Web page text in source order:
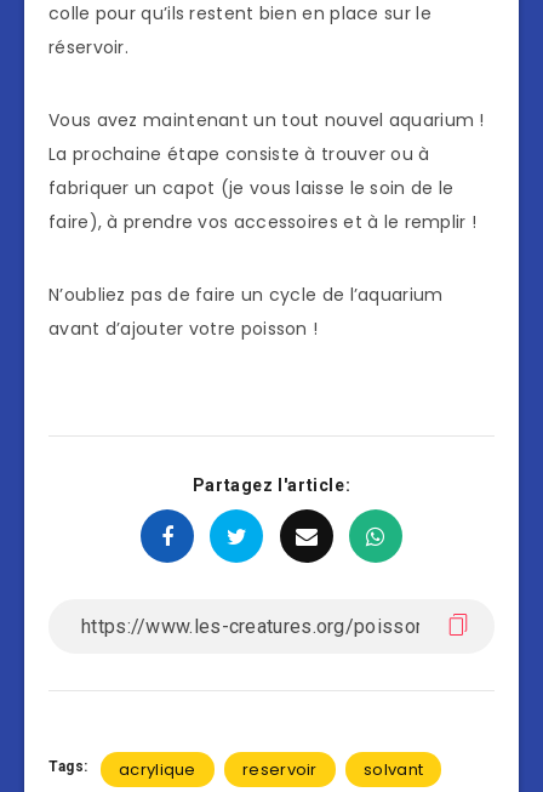
colle pour qu’ils restent bien en place sur le
réservoir.
Vous avez maintenant un tout nouvel aquarium !
La prochaine étape consiste à trouver ou à
fabriquer un capot (je vous laisse le soin de le
faire), à prendre vos accessoires et à le remplir !
N’oubliez pas de faire un cycle de l’aquarium
avant d’ajouter votre poisson !
Partagez l'article:
Tags: acrylique reservoir solvant